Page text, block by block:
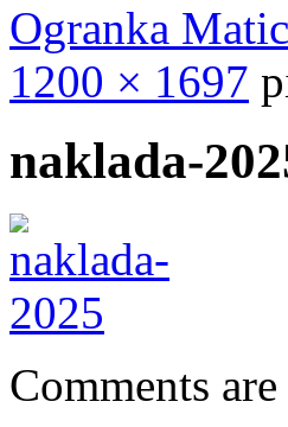
Ogranka
1200 × 1697
naklada-
Comments